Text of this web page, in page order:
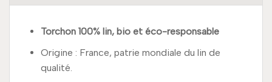
Torchon 100% lin, bio et éco-responsable
Origine : France, patrie mondiale du lin de
qualité.